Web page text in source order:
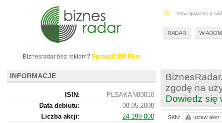
zgodę na
Dowiedz się
SKN: ustaw alert
Biznesradar bez reklam? Sprawdź BR Plus
INFORMACJE
ISIN:
PLSAKAN00010
Data debiutu:
08.05.2008
Liczba akcji:
24 199 000
Trwa łączenie z
RADAR